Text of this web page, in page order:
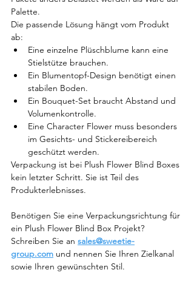
Palette.
Die passende Lösung hängt vom Produkt
ab:
Eine einzelne Plüschblume kann eine
Stielstütze brauchen.
Ein Blumentopf-Design benötigt einen
stabilen Boden.
Ein Bouquet-Set braucht Abstand und
Volumenkontrolle.
Eine Character Flower muss besonders
im Gesichts- und Stickereibereich
geschützt werden.
Verpackung ist bei Plush Flower Blind Boxes
kein letzter Schritt. Sie ist Teil des
Produkterlebnisses.
Benötigen Sie eine Verpackungsrichtung für
ein Plush Flower Blind Box Projekt?
Schreiben Sie an sales@sweetie-
group.com und nennen Sie Ihren Zielkanal
sowie Ihren gewünschten Stil.